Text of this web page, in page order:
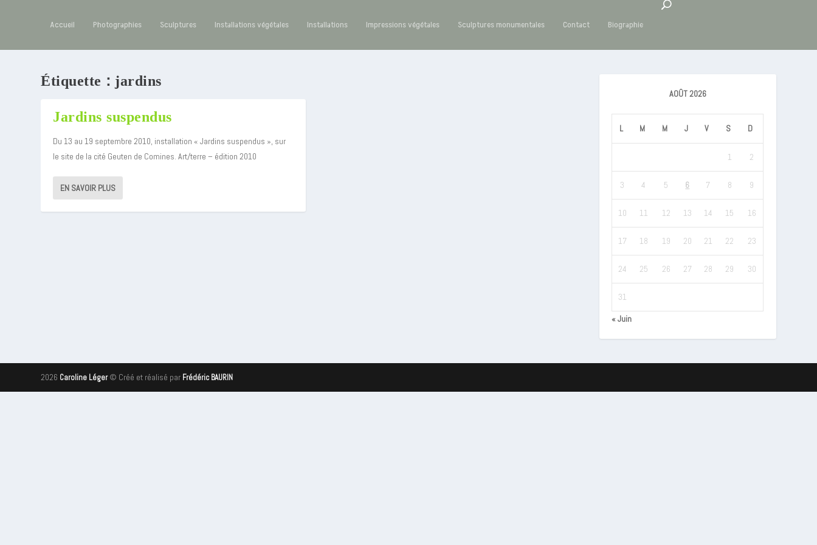
Accueil Photographies Sculptures Installations végétales Installations Impressions végétales Sculptures monumentales Contact Biographie
Étiquette :jardins
Jardins suspendus
Du 13 au 19 septembre 2010, installation « Jardins suspendus », sur
le site de la cité Geuten de Comines. Art/terre – édition 2010
EN SAVOIR PLUS
AOÛT 2026
L M M J V S D
1 2
3 4 5 6 7 8 9
10 11 12 13 14 15 16
17 18 19 20 21 22 23
24 25 26 27 28 29 30
31
« Juin
2026 Caroline Léger© Créé et réalisé par Frédéric BAURIN